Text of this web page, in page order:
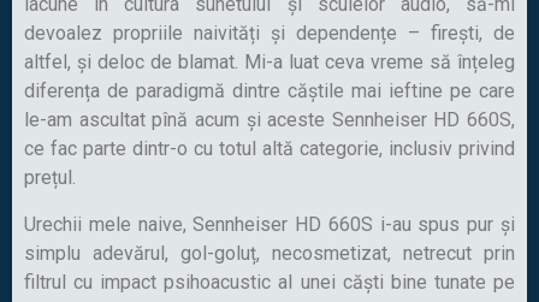
devoalez propriile naivități și dependențe – firești, de
altfel, și deloc de blamat. Mi-a luat ceva vreme să înțeleg
diferența de paradigmă dintre căștile mai ieftine pe care
le-am ascultat pînă acum și aceste Sennheiser HD 660S,
ce fac parte dintr-o cu totul altă categorie, inclusiv privind
prețul.
Urechii mele naive, Sennheiser HD 660S i-au spus pur și
simplu adevărul, gol-goluț, necosmetizat, netrecut prin
filtrul cu impact psihoacustic al unei căști bine tunate pe